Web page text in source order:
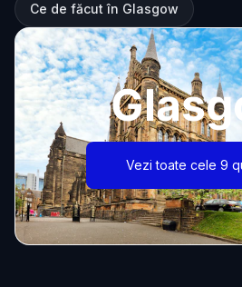
Ce de făcut în Glasgow
Vezi toate cele 9